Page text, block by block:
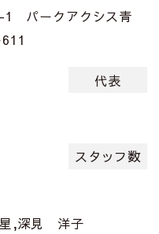
1 パークアクシス青
代表
スタッフ数
,深見 洋子